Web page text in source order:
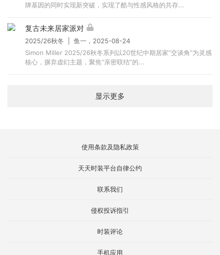
牌基因的同时实现新突破，实现了酷与性感风格的共存...
复古未来居家派对
2025/26秋冬 | 鱼一，2025-08-24
Simon Miller 2025/26秋冬系列以20世纪中期居家“交谈角”为灵感
核心，摒弃虚幻主题，聚焦“亲密联结”的...
显示更多
使用条款及隐私政策
天天时装平台自律公约
联系我们
侵权投诉指引
时装评论
手机应用